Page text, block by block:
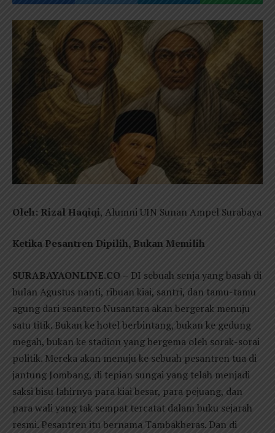
Oleh: Rizal Haqiqi, Alumni UIN Sunan Ampel Surabaya
Ketika Pesantren Dipilih, Bukan Memilih
SURABAYAONLINE.CO – DI sebuah senja yang basah di
bulan Agustus nanti, ribuan kiai, santri, dan tamu-tamu
agung dari seantero Nusantara akan bergerak menuju
satu titik. Bukan ke hotel berbintang, bukan ke gedung
megah, bukan ke stadion yang bergema oleh sorak-sorai
politik. Mereka akan menuju ke sebuah pesantren tua di
jantung Jombang, di tepian sungai yang telah menjadi
saksi bisu lahirnya para kiai besar, para pejuang, dan
para wali yang tak sempat tercatat dalam buku sejarah
resmi. Pesantren itu bernama Tambakberas. Dan di